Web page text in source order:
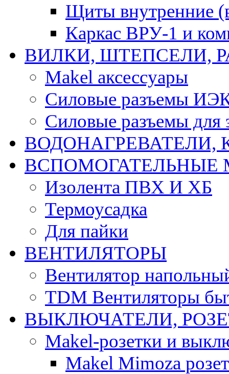
Щиты внутренние
Каркас ВРУ-1 и
ВИЛКИ, ШТЕПСЕЛИ,
Makel аксессуары
Силовые разъемы
Силовые разъемы для
ВОДОНАГРЕВАТЕЛИ,
ВСПОМОГАТЕЛЬНЫЕ
Изолента ПВХ И ХБ
Термоусадка
Для пайки
ВЕНТИЛЯТОРЫ
Вентилятор
TDM Вентиляторы
ВЫКЛЮЧАТЕЛИ,
Makel-розетки и
Makel Mimoza